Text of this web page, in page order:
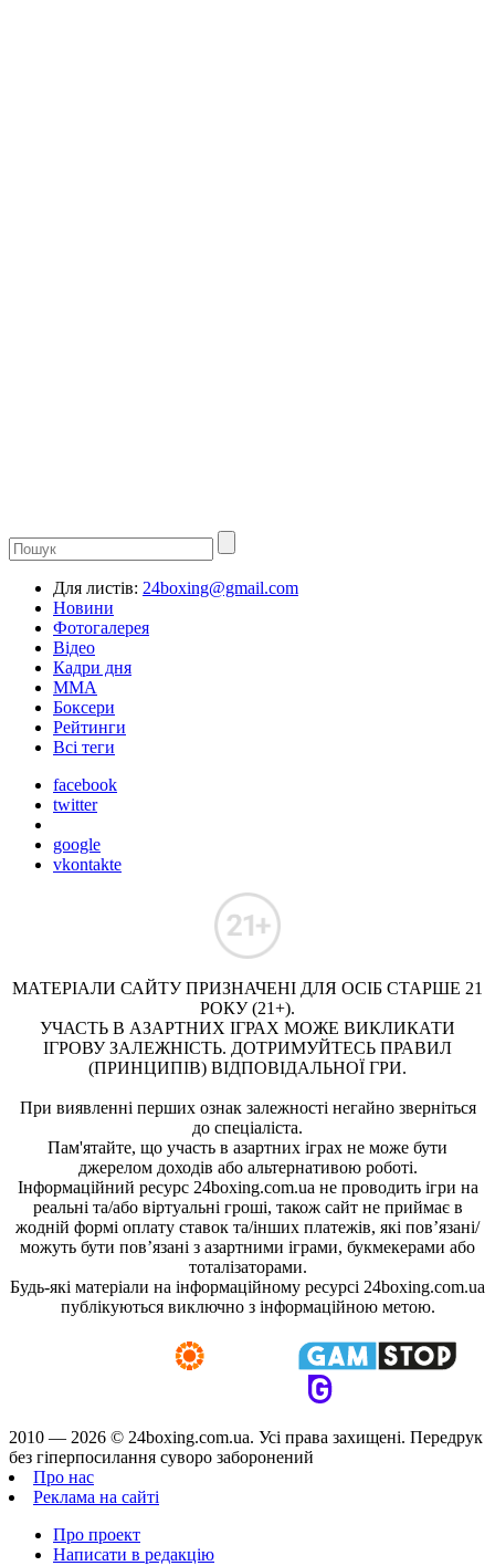
Для листів: 24boxing@gmail.com
Новини
Фотогалерея
Відео
Кадри дня
ММА
Боксери
Рейтинги
Всі теги
facebook
twitter
google
vkontakte
МАТЕРІАЛИ САЙТУ ПРИЗНАЧЕНІ ДЛЯ ОСІБ СТАРШЕ 21
РОКУ (21+).
УЧАСТЬ В АЗАРТНИХ ІГРАХ МОЖЕ ВИКЛИКАТИ
ІГРОВУ ЗАЛЕЖНІСТЬ. ДОТРИМУЙТЕСЬ ПРАВИЛ
(ПРИНЦИПІВ) ВІДПОВІДАЛЬНОЇ ГРИ.
При виявленні перших ознак залежності негайно зверніться
до спеціаліста.
Пам'ятайте, що участь в азартних іграх не може бути
джерелом доходів або альтернативою роботі.
Інформаційний ресурс 24boxing.com.ua не проводить ігри на
реальні та/або віртуальні гроші, також сайт не приймає в
жодній формі оплату ставок та/інших платежів, які пов’язані/
можуть бути пов’язані з азартними іграми, букмекерами або
тоталізаторами.
Будь-які матеріали на інформаційному ресурсі 24boxing.com.ua
публікуються виключно з інформаційною метою.
2010 — 2026 © 24boxing.com.ua. Усi права захищенi. Передрук
без гіперпосилання суворо заборонений
Про нас
Реклама на сайті
Про проект
Написати в редакцію